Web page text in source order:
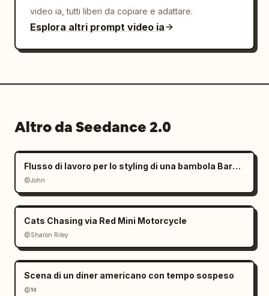
video ia, tutti liberi da copiare e adattare.
Esplora altri prompt video ia
Altro da Seedance 2.0
Flusso di lavoro per lo styling di una bambola Barbie con mani giganti
@John
Cats Chasing via Red Mini Motorcycle
@Sharon Riley
Scena di un diner americano con tempo sospeso
@𝐌